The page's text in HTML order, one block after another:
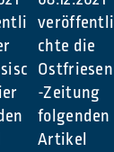
veröffentli
chte die
Ostfriesen
-Zeitung
folgenden
Artikel